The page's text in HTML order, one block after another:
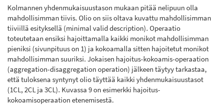
Kolmannen yhdenmukaisuustason mukaan pitää nelipuun olla
mahdollisimman tiivis. Olio on siis oltava kuvattu mahdollisimman
tiiviillä esityksellä (minimal valid description). Operaatio
toteutetaan ensiksi hajoittamalla kaikki monikot mahdollisimman
pieniksi (sivunpituus on 1) ja kokoamalla sitten hajoitetut monikot
mahdollisimman suuriksi. Jokaisen hajoitus-kokoamis-operaation
(aggregation-disaggregation operation) jälkeen täytyy tarkastaa,
että tuloksena syntynyt olio täyttää kaikki yhdenmukaisuustasot
(1CL, 2CL ja 3CL). Kuvassa 9 on esimerkki hajoitus-
kokoamisoperaation etenemisestä.